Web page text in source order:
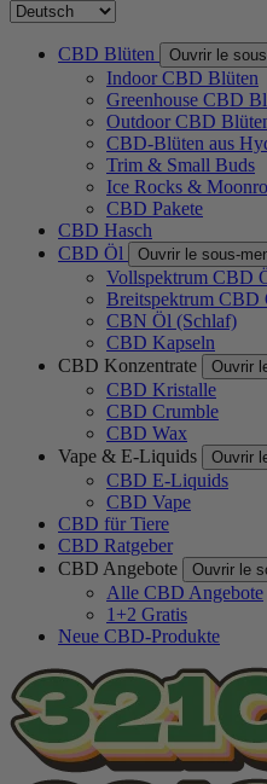
CBD Blüten Ouvrir le
Indoor CBD Blüten
Greenhouse CBD
Outdoor CBD
CBD-Blüten aus
Trim & Small Buds
Ice Rocks &
CBD Pakete
CBD Hasch
CBD Öl
Ouvrir le sous-
Vollspektrum CBD
Breitspektrum CBD
CBN Öl (Schlaf)
CBD Kapseln
CBD Konzentrate
Ouvrir
CBD Kristalle
CBD Crumble
CBD Wax
Vape & E-Liquids
Ouvrir
CBD E-Liquids
CBD Vape
CBD für Tiere
CBD Ratgeber
CBD Angebote
Ouvrir le
Alle CBD Angebote
1+2 Gratis
Neue CBD-Produkte